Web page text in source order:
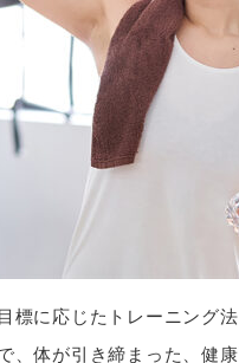
に応じたトレーニング
、体が引き締まった、健